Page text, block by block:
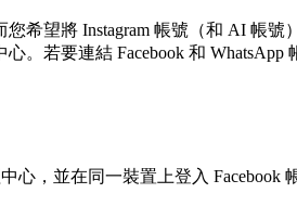
希望將 Instagram 帳號（和 AI 帳
。若要連結 Facebook 和 WhatsApp
心，並在同一裝置上登入 Facebook